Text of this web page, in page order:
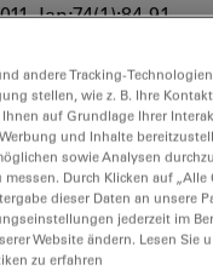
Jan;74(1):84-91.
10.1002/jemt.20877/
inhomogeneous
by ion sputtering,
Shenyang
Science, Institute
of Sciences,
andere Tracking-
stellen, wie z. B. Ihre
auf Grundlage Ihrer
und Inhalte
sowie Analysen
Durch Klicken auf „Alle
dieser Daten an unsere
jederzeit im
Website ändern. Lesen Sie
zu erfahren